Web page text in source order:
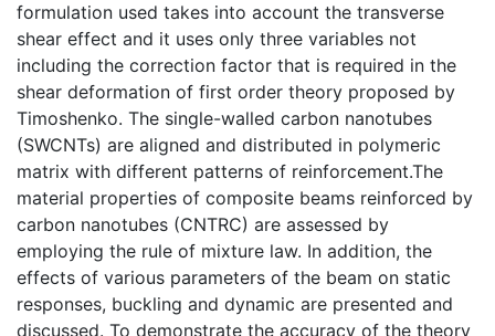
formulation used takes into account the transverse
shear effect and it uses only three variables not
including the correction factor that is required in the
shear deformation of first order theory proposed by
Timoshenko. The single-walled carbon nanotubes
(SWCNTs) are aligned and distributed in polymeric
matrix with different patterns of reinforcement.The
material properties of composite beams reinforced by
carbon nanotubes (CNTRC) are assessed by
employing the rule of mixture law. In addition, the
effects of various parameters of the beam on static
responses, buckling and dynamic are presented and
discussed. To demonstrate the accuracy of the theory